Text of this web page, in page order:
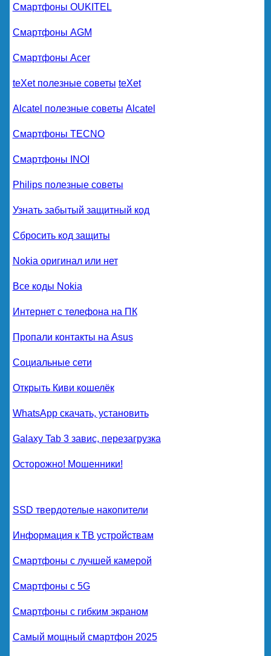
Смартфоны OUKITEL
Смартфоны AGM
Смартфоны Acer
teXet полезные советы teXet
Alcatel полезные советы Alcatel
Смартфоны TECNO
Смартфоны INOI
Philips полезные советы
Узнать забытый защитный код
Сбросить код защиты
Nokia оригинал или нет
Все коды Nokia
Интернет с телефона на ПК
Пропали контакты на Asus
Социальные сети
Открыть Киви кошелёк
WhatsApp скачать, установить
Galaxy Tab 3 завис, перезагрузка
Осторожно! Мошенники!
SSD твердотелые накопители
Информация к ТВ устройствам
Смартфоны с лучшей камерой
Смартфоны с 5G
Смартфоны с гибким экраном
Самый мощный смартфон 2025